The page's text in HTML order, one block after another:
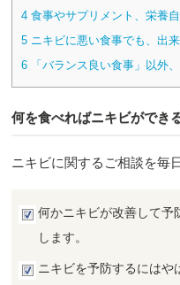
4 食事やサプリメント、栄養
5 ニキビに悪い食事でも、出
6 「バランス良い食事」以外
何を食べればニキビができ
ニキビに関するご相談を毎
何かニキビが改善して予
します。
ニキビを予防するにはや